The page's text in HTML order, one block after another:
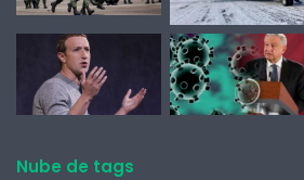
Nube de tags